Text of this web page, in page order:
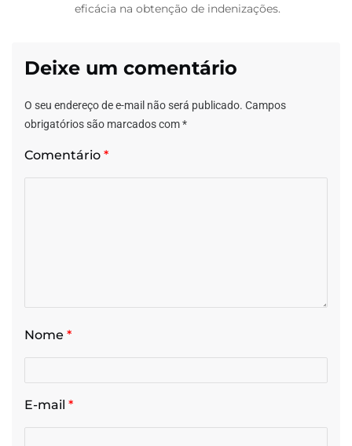
eficácia na obtenção de indenizações.
Deixe um comentário
O seu endereço de e-mail não será publicado. Campos
obrigatórios são marcados com*
Comentário *
Nome *
E-mail *